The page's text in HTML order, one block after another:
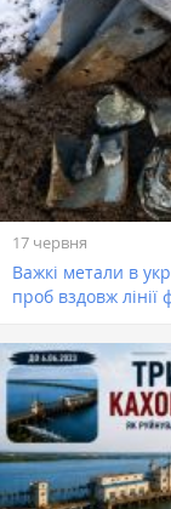
17 червня
Важкі метали в
проб вздовж лінії